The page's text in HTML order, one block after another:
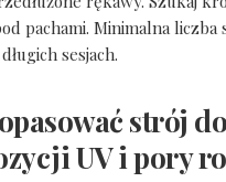
pachami. Minimalna liczba
sesjach.
strój
UV i pory